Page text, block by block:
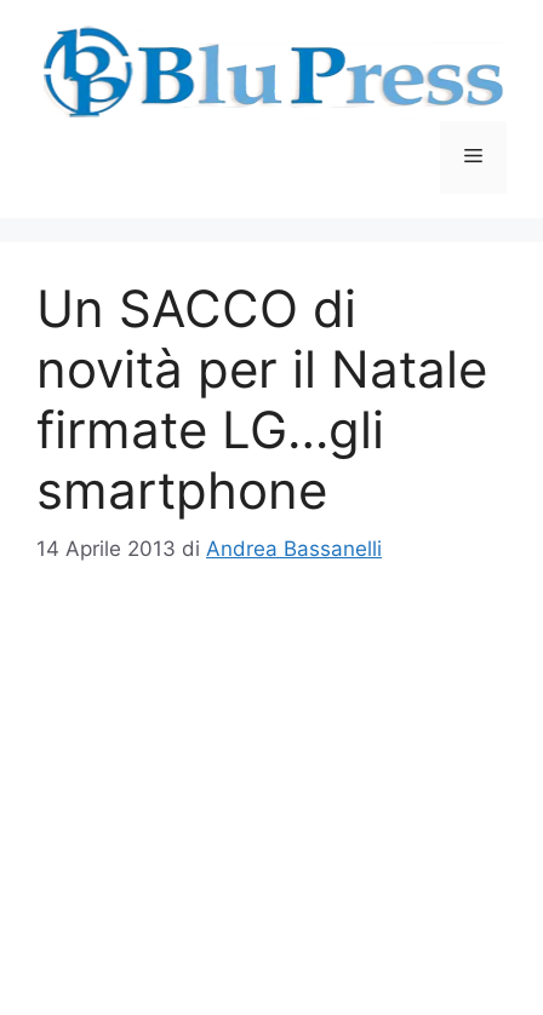
contenuto
Menu
Un SACCO di
novità per il Natale
firmate LG…gli
smartphone
14 Aprile 2013 di Andrea Bassanelli